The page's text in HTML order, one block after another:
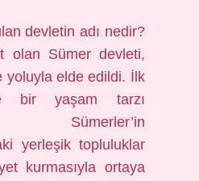
devletin adı nedir?
olan Sümer devleti,
yoluyla elde edildi. İlk
bir yaşam tarzı
yerleşik topluluklar
kurmasıyla ortaya